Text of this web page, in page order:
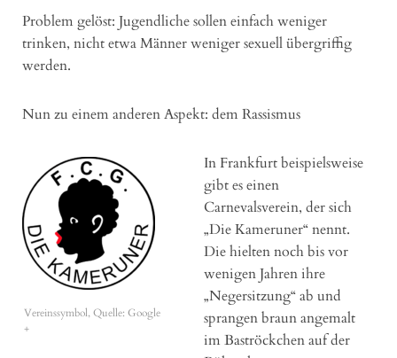
Problem gelöst: Jugendliche sollen einfach weniger
trinken, nicht etwa Männer weniger sexuell übergriffig
werden.
Nun zu einem anderen Aspekt: dem Rassismus
Vereinssymbol, Quelle: Google
+
In Frankfurt beispielsweise
gibt es einen
Carnevalsverein, der sich
„Die Kameruner“ nennt.
Die hielten noch bis vor
wenigen Jahren ihre
„Negersitzung“ ab und
sprangen braun angemalt
im Baströckchen auf der